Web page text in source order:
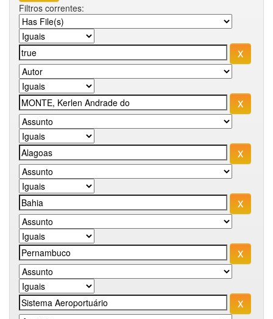
Filtros correntes: